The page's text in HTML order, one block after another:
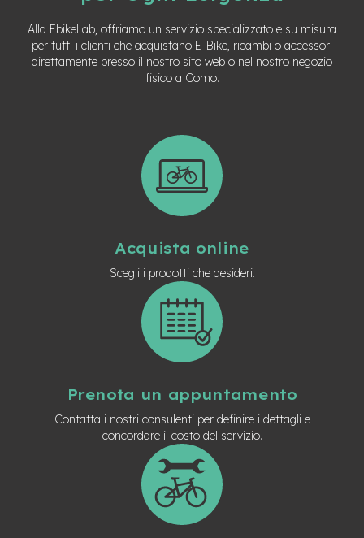
Alla EbikeLab, offriamo un servizio specializzato e su misura
per tutti i clienti che acquistano E-Bike, ricambi o accessori
direttamente presso il nostro sito web o nel nostro negozio
fisico a Como.
Acquista online
Scegli i prodotti che desideri.
Prenota un appuntamento
Contatta i nostri consulenti per definire i dettagli e
concordare il costo del servizio.